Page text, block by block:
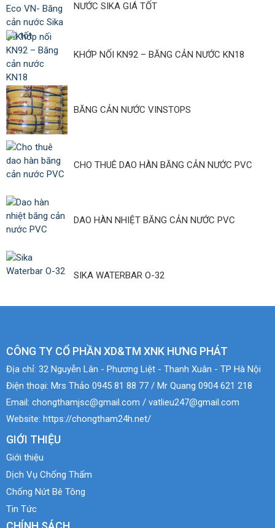
NƯỚC SIKA GIÁ TỐT
KHỚP NỐI KN92 – BĂNG CẢN NƯỚC KN18
BĂNG CẢN NƯỚC VINSTOPS
CHO THUÊ DAO HÀN BĂNG CẢN NƯỚC PVC
DAO HÀN NHIỆT BĂNG CẢN NƯỚC PVC
SIKA WATERBAR O-32
CÔNG TY CỔ PHẦN XD&TM XNK HƯNG PHÁT
Địa chỉ: 32 Nguyễn Lân - Phương Liệt - Thanh Xuân - TP Hà Nội
Điện thoại: Mrs Thảo 0945 81 88 77 / Mr Quang 0904 621 218
Email: chongthamjsc@gmail.com / vatlieu247@gmail.com
Website: https://chongtham24h.net/
GIỚI THIỆU
Giới thiệu
Dịch Vụ Chống Thấm
Chống Nứt Bê Tông
Tin Tức